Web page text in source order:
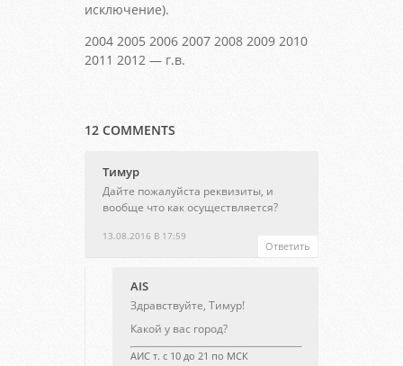
исключение).
2004 2005 2006 2007 2008 2009 2010
2011 2012 — г.в.
12 COMMENTS
Тимур
13.08.2016 В 17:59
Дайте пожалуйста реквизиты, и
вообще что как осуществляется?
Ответить
AIS
Здравствуйте, Тимур!
Какой у вас город?
АИС т. с 10 до 21 по МСК